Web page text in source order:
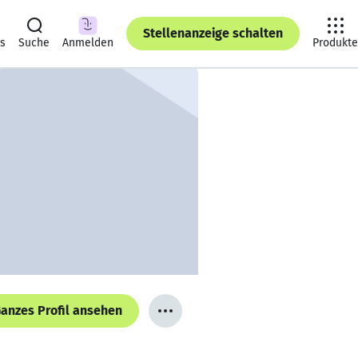
Suche Anmelden
Stellenanzeige schalten
Produkte
Profil ansehen